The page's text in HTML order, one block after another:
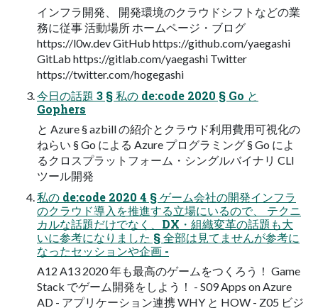
インフラ開発、 開発環境のクラウドシフトなどの業
務に従事 活動場所 ホームページ・ブログ
https://l0w.dev GitHub https://github.com/yaegashi
GitLab https://gitlab.com/yaegashi Twitter
https://twitter.com/hogegashi
今⽇の話題 3 § 私の de:code 2020 § Go と
Gophers
と Azure § azbill の紹介とクラウド利⽤費⽤可視化の
ねらい § Go による Azure プログラミング § Go によ
るクロスプラットフォーム・シングルバイナリ CLI
ツール開発
私の de:code 2020 4 § ゲーム会社の開発インフラ
のクラウド導⼊を推進する⽴場にいるので、 テクニ
カルな話題だけでなく、DX・組織変⾰の話題も⼤
いに参考になりました § 全部は⾒てませんが参考に
なったセッションや企画 -
A12 A13 2020 年も最⾼のゲームをつくろう！ Game
Stack でゲーム開発をしよう！ - S09 Apps on Azure
AD - アプリケーション連携 WHY と HOW - Z05 ビジ